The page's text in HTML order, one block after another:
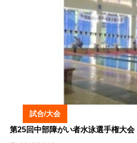
試合/大会
第25回中部障がい者水泳選手権大会